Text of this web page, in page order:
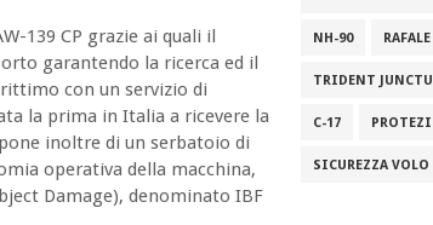
139 CP grazie ai quali il
garantendo la ricerca ed il
con un servizio di
la prima in Italia a ricevere la
inoltre di un serbatoio di
operativa della macchina,
Damage), denominato IBF
NH-90 RAFALE
TRIDENT
C-17
SICUREZZA VOLO